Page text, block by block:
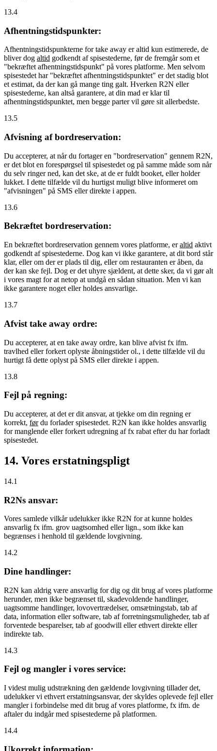
13.4
Afhentningstidspunkter:
Afhentningstidspunkterne for take away er altid kun estimerede, de
bliver dog altid godkendt af spisestederne, før de fremgår som et
"bekræftet afhentningstidspunkt" på vores platforme. Men selvom
spisestedet har "bekræftet afhentningstidspunktet" er det stadig blot
et estimat, da der kan gå mange ting galt. Hverken R2N eller
spisestederne, kan altså garantere, at din mad er klar til
afhentningstidspunktet, men begge parter vil gøre sit allerbedste.
13.5
Afvisning af bordreservation:
Du accepterer, at når du fortager en "bordreservation" gennem R2N,
er det blot en forespørgsel til spisestedet og på samme måde som når
du selv ringer ned, kan det ske, at de er fuldt booket, eller holder
lukket. I dette tilfælde vil du hurtigst muligt blive informeret om
"afvisningen" på SMS eller direkte i appen.
13.6
Bekræftet bordreservation:
En bekræftet bordreservation gennem vores platforme, eraltid aktivt
godkendt af spisestederne. Dog kan vi ikke garantere, at dit bord står
klar, eller om der er plads til dig, eller om restauranten er åben, da
der kan ske fejl. Dog er det uhyre sjældent, at dette sker, da vi gør alt
i vores magt for at netop at undgå en sådan situation. Men vi kan
ikke garantere noget eller holdes ansvarlige.
13.7
Afvist take away ordre:
Du accepterer, at en take away ordre, kan blive afvist fx ifm.
travlhed eller forkert oplyste åbningstider ol., i dette tilfælde vil du
hurtigt få dette oplyst på SMS eller direkte i appen.
13.8
Fejl på regning:
Du accepterer, at det er dit ansvar, at tjekke om din regning er
korrekt, førdu forlader spisestedet. R2N kan ikke holdes ansvarlig
for manglende eller forkert udregning af fx rabat efter du har forladt
spisestedet.
14. Vores erstatningspligt
14.1
R2Ns ansvar:
Vores samlede vilkår udelukker ikke R2N for at kunne holdes
ansvarlig fx ifm. grov uagtsomhed eller lign., som ikke kan
begrænses i henhold til gældende lovgivning.
14.2
Dine handlinger:
R2N kan aldrig være ansvarlig for dig og dit brug af vores platforme
herunder, men ikke begrænset til, skadevoldende handlinger,
uagtsomme handlinger, lovovertrædelser, omsætningstab, tab af
data, information eller software, tab af forretningsmuligheder, tab af
forventede besparelser, tab af goodwill eller ethvert direkte eller
indirekte tab.
14.3
Fejl og mangler i vores service:
I videst mulig udstrækning den gældende lovgivning tillader det,
udelukker vi ethvert erstatningsansvar, der skyldes oplevede fejl eller
mangler i forbindelse med dit brug af vores platforme, fx ifm. de
aftaler du indgår med spisestederne på platformen.
14.4